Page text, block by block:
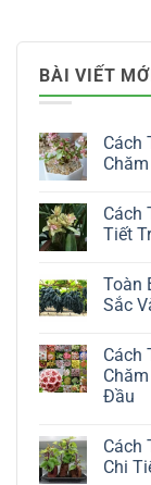
BÀI VIẾT
Cách
bình
luận
Cây
Đô
La
Thuật
Chăm
Sóc
Lá
Tế
Cách
Tiết
bình
luận
ở
Địa
Lan
Tứ
Thời:
Chi
Tiết
Trồng
Toàn
Sắc
bình
luận
ở
Toàn
Trồng
Nho
Ngón
Cách
Đầu
bình
luận
ở
Cách
Chi